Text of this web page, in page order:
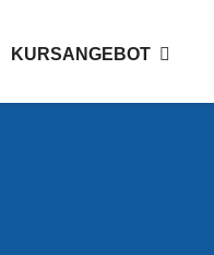
KURSANGEBOT